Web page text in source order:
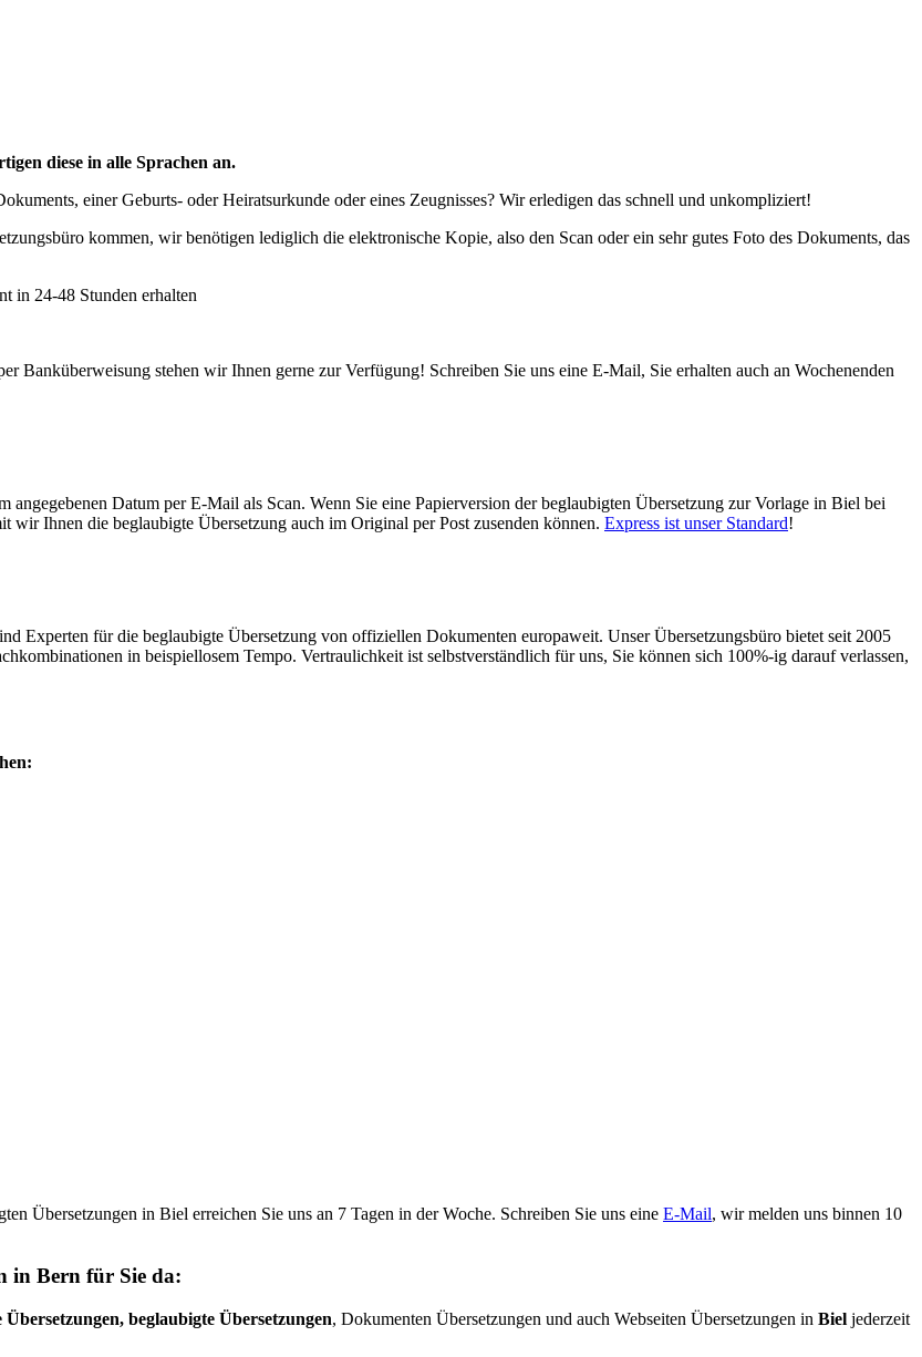
diese in alle Sprachen an.
einer Geburts- oder Heiratsurkunde oder eines Zeugnisses? Wir erledigen das schnell und unkompliziert!
kommen, wir benötigen lediglich die elektronische Kopie, also den Scan oder ein sehr gutes Foto des Dokuments, das
in 24-48 Stunden erhalten
Banküberweisung stehen wir Ihnen gerne zur Verfügung! Schreiben Sie uns eine E-Mail, Sie erhalten auch an Wochenenden
angegebenen Datum per E-Mail als Scan. Wenn Sie eine Papierversion der beglaubigten Übersetzung zur Vorlage in Biel bei
Ihnen die beglaubigte Übersetzung auch im Original per Post zusenden können. Express ist unser Standard!
Experten für die beglaubigte Übersetzung von offiziellen Dokumenten europaweit. Unser Übersetzungsbüro bietet seit 2005
in beispiellosem Tempo. Vertraulichkeit ist selbstverständlich für uns, Sie können sich 100%-ig darauf verlassen,
Übersetzungen in Biel erreichen Sie uns an 7 Tagen in der Woche. Schreiben Sie uns eine E-Mail, wir melden uns binnen 10
in Bern für Sie da:
Übersetzungen, beglaubigte Übersetzungen, Dokumenten Übersetzungen und auch Webseiten Übersetzungen in Biel jederzeit